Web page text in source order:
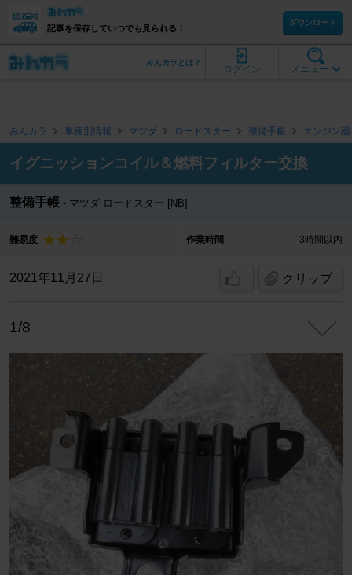
記事を保存していつでも見られる！
ダウンロード
メニュー
ログイン
みんカラとは？
みんカラ 車種別情報 マツダ ロードスター 整備手帳 エンジン
イグニッションコイル＆燃料フィルター交換
整備手帳 マツダ ロードスター [NB]
難易度 作業時間 3時間以内
2021年11月27日 クリップ
1/8